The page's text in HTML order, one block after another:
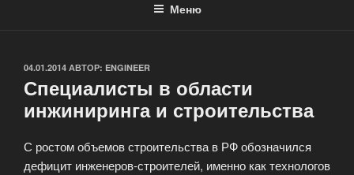
Меню
ОПУБЛИКОВАНО
04.01.2014 АВТОР: ENGINEER
Специалисты в области
инжиниринга и строительства
С ростом объемов строительства в РФ обозначился
дефицит инженеров-строителей, именно как технологов